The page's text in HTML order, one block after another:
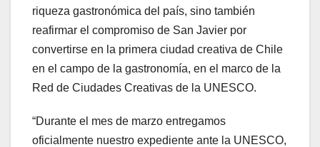
riqueza gastronómica del país, sino también
reafirmar el compromiso de San Javier por
convertirse en la primera ciudad creativa de Chile
en el campo de la gastronomía, en el marco de la
Red de Ciudades Creativas de la UNESCO.
“Durante el mes de marzo entregamos
oficialmente nuestro expediente ante la UNESCO,